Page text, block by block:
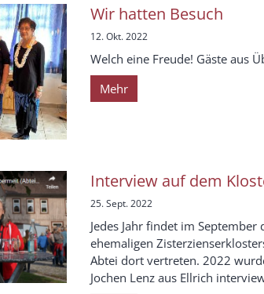
Wir hatten Besuch
12. Okt. 2022
Welch eine Freude! Gäste aus
Mehr
Interview auf dem
25. Sept. 2022
Jedes Jahr findet im
ehemaligen
Abtei dort vertreten. 2022
Jochen Lenz aus Ellrich